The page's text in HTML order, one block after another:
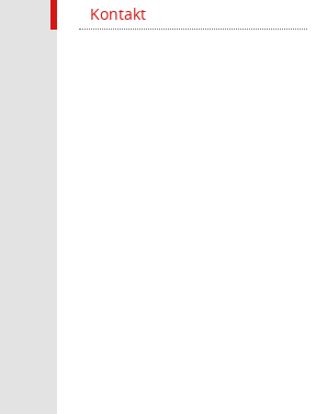
Kontakt